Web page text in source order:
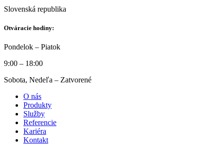
Slovenská republika
Otváracie hodiny:
Pondelok – Piatok
9:00 – 18:00
Sobota, Nedeľa – Zatvorené
O nás
Produkty
Služby
Referencie
Kariéra
Kontakt